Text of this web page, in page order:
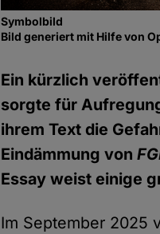
Symbolbild
Bild generiert mit Hilfe von
Ein kürzlich
sorgte für
ihrem Text die
Eindämmung von
Essay weist einige
Im September 2025